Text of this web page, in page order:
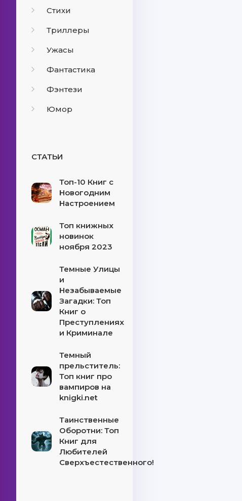
Стихи
Триллеры
Ужасы
Фантастика
Фэнтези
Юмор
СТАТЬИ
Топ-10 Книг с
Новогодним
Настроением
Топ книжных
новинок
ноября 2023
Темные Улицы
и
Незабываемые
Загадки: Топ
Книг о
Преступлениях
и Криминале
Темный
прельститель:
Топ книг про
вампиров на
knigki.net
Таинственные
Оборотни: Топ
Книг для
Любителей
Сверхъестественного!